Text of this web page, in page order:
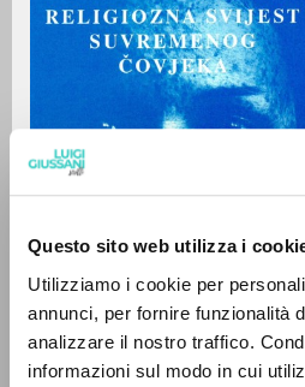
Questo sito web utilizza i
Utilizziamo i cookie per
annunci, per fornire funzionalità
analizzare il nostro traffico.
informazioni sul modo in cui
0RESULTS